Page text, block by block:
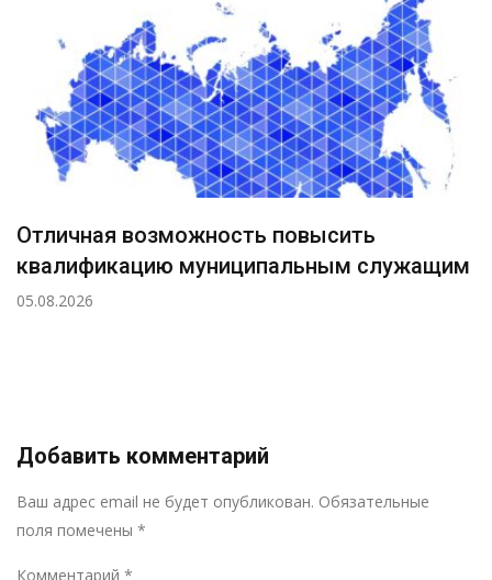
Отличная возможность повысить
квалификацию муниципальным служащим
05.08.2026
Добавить комментарий
Ваш адрес email не будет опубликован. Обязательные
поля помечены *
Комментарий *